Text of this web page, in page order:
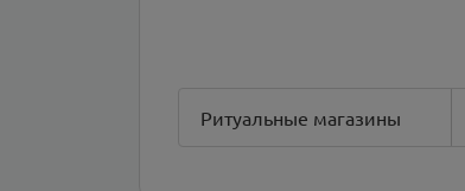
Ритуальные магазины